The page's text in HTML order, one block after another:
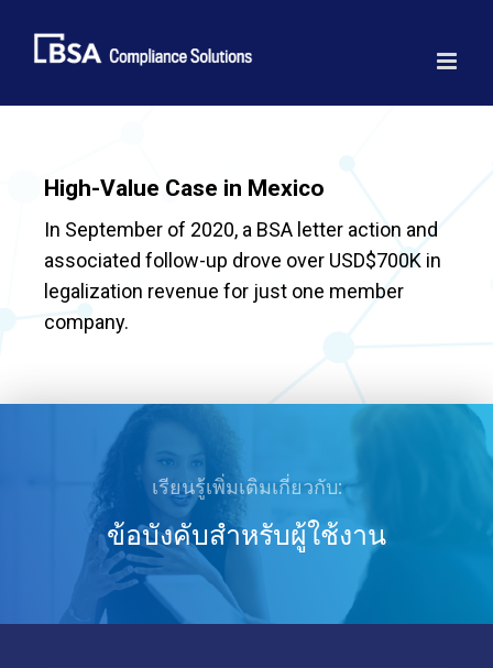
content
High-Value Case in Mexico
In September of 2020, a BSA letter action and
associated follow-up drove over USD$700K in
legalization revenue for just one member
company.
เรียนรู้เพิ่มเติมเกี่ยวกับ:
ข้อบังคับสำหรับผู้ใช้งาน